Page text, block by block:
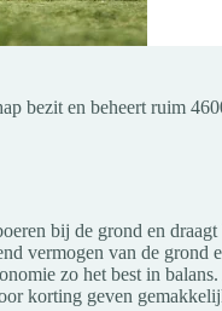
bezit en beheert ruim
bij de grond en
vermogen van de grond
zo het best in
korting geven